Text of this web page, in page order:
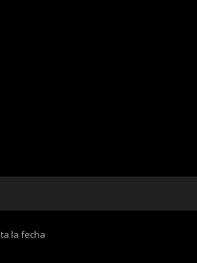
la fecha